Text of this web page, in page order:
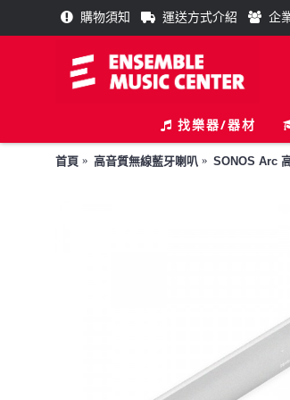
購物須知 運送方式介紹 企
找樂器/器材
首頁 高音質無線藍牙喇叭 SONOS Arc